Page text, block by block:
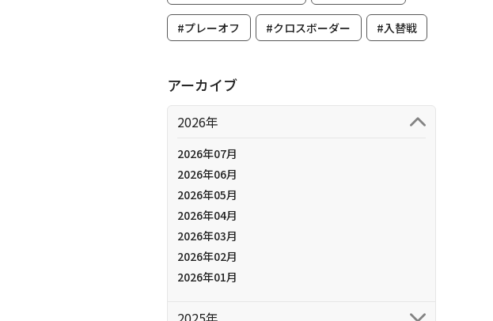
#プレーオフ #クロスボーダー #入替戦
アーカイブ
2026年
2026年07月
2026年06月
2026年05月
2026年04月
2026年03月
2026年02月
2026年01月